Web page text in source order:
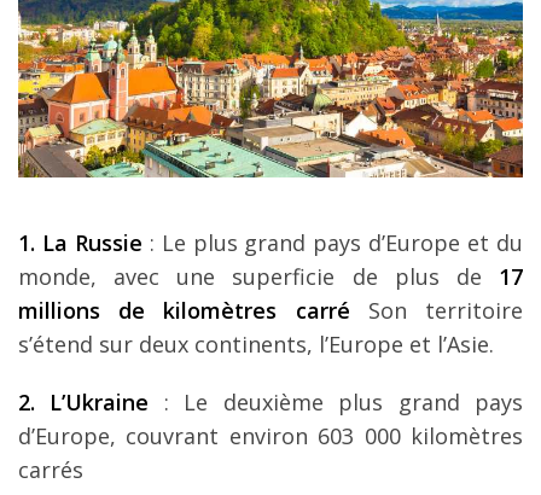
1. La Russie : Le plus grand pays d’Europe et du
monde, avec une superficie de plus de 17
millions de kilomètres carré Son territoire
s’étend sur deux continents, l’Europe et l’Asie.
2. L’Ukraine : Le deuxième plus grand pays
d’Europe, couvrant environ 603 000 kilomètres
carrés